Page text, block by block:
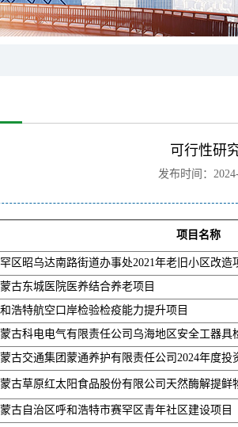
可行性研
发布时间：
项目名称
区昭乌达南路街道办事处2021年老旧小区改造
古东城医院医养结合养老项目
浩特航空口岸检验检疫能力提升项目
古科电电气有限责任公司乌海地区安全工器具
古交通集团蒙通养护有限责任公司2024年度投
古草原红太阳食品股份有限公司天然酶解提鲜
古自治区呼和浩特市赛罕区青年社区建设项目